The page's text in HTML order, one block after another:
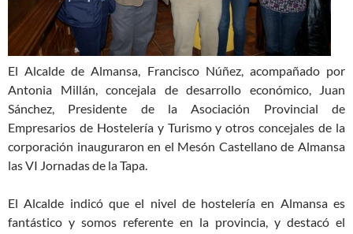
El Alcalde de Almansa, Francisco Núñez, acompañado por
Antonia Millán, concejala de desarrollo económico, Juan
Sánchez, Presidente de la Asociación Provincial de
Empresarios de Hostelería y Turismo y otros concejales de la
corporación inauguraron en el Mesón Castellano de Almansa
las VI Jornadas de la Tapa.
El Alcalde indicó que el nivel de hostelería en Almansa es
fantástico y somos referente en la provincia, y destacó el